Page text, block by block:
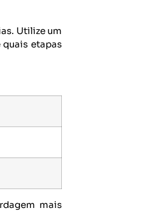
Utilize um
etapas
mais